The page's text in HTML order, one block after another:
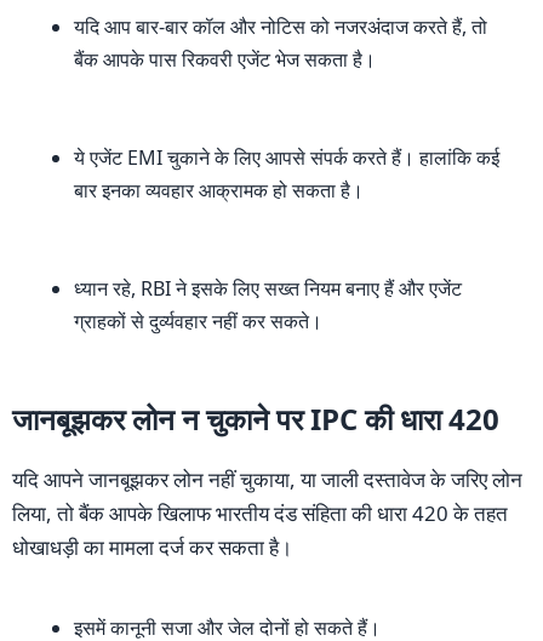
यदि आप बार-बार कॉल और नोटिस को नजरअंदाज करते हैं, तो
बैंक आपके पास रिकवरी एजेंट भेज सकता है।
ये एजेंट EMI चुकाने के लिए आपसे संपर्क करते हैं। हालांकि कई
बार इनका व्यवहार आक्रामक हो सकता है।
ध्यान रहे, RBI ने इसके लिए सख्त नियम बनाए हैं और एजेंट
ग्राहकों से दुर्व्यवहार नहीं कर सकते।
जानबूझकर लोन न चुकाने पर IPC की धारा 420
यदि आपने जानबूझकर लोन नहीं चुकाया, या जाली दस्तावेज के जरिए लोन
लिया, तो बैंक आपके खिलाफ भारतीय दंड संहिता की धारा 420 के तहत
धोखाधड़ी का मामला दर्ज कर सकता है।
इसमें कानूनी सजा और जेल दोनों हो सकते हैं।